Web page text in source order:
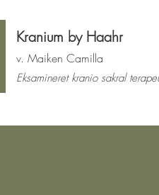
Kranium by Haahr
v. Maiken Camilla
Eksamineret kranio sakral